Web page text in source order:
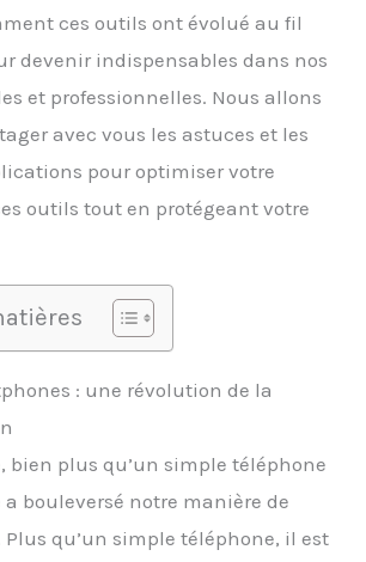
ces outils ont évolué au fil
devenir indispensables dans nos
et professionnelles. Nous allons
avec vous les astuces et les
pour optimiser votre
outils tout en protégeant votre
: une révolution de la
bien plus qu’un simple téléphone
bouleversé notre manière de
qu’un simple téléphone, il est